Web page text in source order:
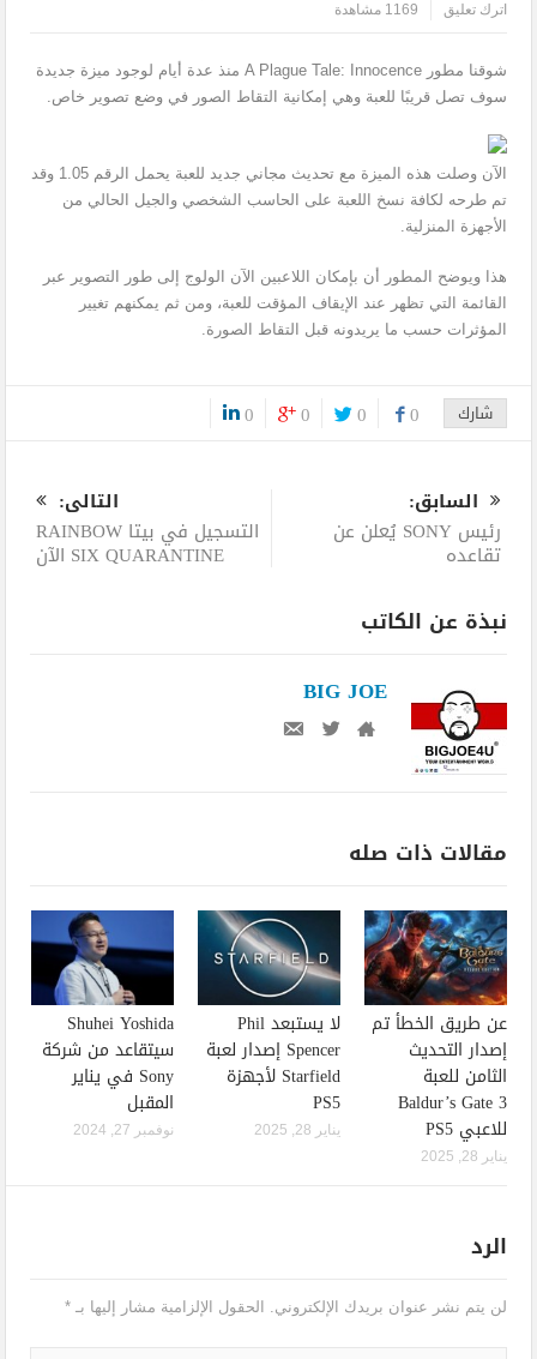
اترك تعليق
1169 مشاهدة
شوقنا مطور A Plague Tale: Innocence منذ عدة أيام لوجود ميزة جديدة
سوف تصل قريبًا للعبة وهي إمكانية التقاط الصور في وضع تصوير خاص.
الآن وصلت هذه الميزة مع تحديث مجاني جديد للعبة يحمل الرقم 1.05 وقد
تم طرحه لكافة نسخ اللعبة على الحاسب الشخصي والجيل الحالي من
الأجهزة المنزلية.
هذا ويوضح المطور أن بإمكان اللاعبين الآن الولوج إلى طور التصوير عبر
القائمة التي تظهر عند الإيقاف المؤقت للعبة، ومن ثم يمكنهم تغيير
المؤثرات حسب ما يريدونه قبل التقاط الصورة.
شارك 0
0
0
0
السابق:
رئيس SONY يُعلن عن
تقاعده
التالى:
التسجيل في بيتا RAINBOW
SIX QUARANTINE الآن
نبذة عن الكاتب
BIG JOE
مقالات ذات صله
عن طريق الخطأ تم
إصدار التحديث
الثامن للعبة
Baldur’s Gate 3
للاعبي PS5
يناير 28, 2025
لا يستبعد Phil
Spencer إصدار لعبة
Starfield لأجهزة
PS5
يناير 28, 2025
Shuhei Yoshida
سيتقاعد من شركة
Sony في يناير
المقبل
نوفمبر 27, 2024
الرد
لن يتم نشر عنوان بريدك الإلكتروني. الحقول الإلزامية مشار إليها بـ*